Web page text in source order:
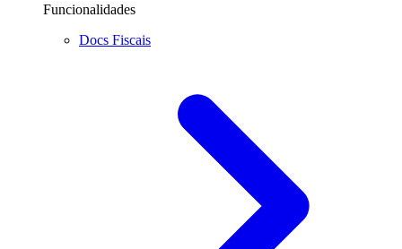
Funcionalidades
Docs Fiscais